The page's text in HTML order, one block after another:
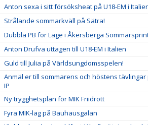
Anton sexa i sitt försöksheat på U18-EM i
Strålande sommarkväll på Sätra!
Dubbla PB för Lage i Åkersberga
Anton Drufva uttagen till U18-EM i Italien
Guld till Julia på Världsungdomsspelen!
Anmäl er till sommarens och höstens tävlingar
IP
Ny trygghetsplan för MIK Friidrott
Fyra MIK-lag på Bauhausgalan